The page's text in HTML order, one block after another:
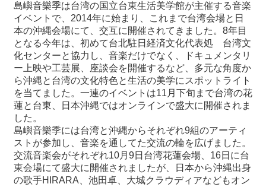
ー
に
つ
い
て
最
新
情
報
と
申
込
島嶼音樂季は台湾の国立台東生活美学館が主催する音楽
イベントで、2014年に始まり、これまで台湾会場と日
本の沖縄会場にて、交互に開催されてきました。8年目
となる今年は、初めて台北駐日経済文化代表処 台湾文
化センターと協力し、音楽だけでなく、ドキュメンタリ
ー上映や工芸展、座談会を開催するなど、多元な角度か
ら沖縄と台湾の文化特色と生活の美学にスポットライト
を当てました。一連のイベントは11月下旬まで台湾の花
蓮と台東、日本沖縄ではオンラインで盛大に開催されま
した。
島嶼音樂季には台湾と沖縄からそれぞれ9組のアーティ
ストが参加し、音楽を通してた交流の輪を広げました。
交流音楽会がそれぞれ10月9日台湾花蓮会場、16日に台
東会場にて盛大に開催されましたが、日本から沖縄出身
の歌手HIRARA、池田卓、大城クラウディアなどもオン